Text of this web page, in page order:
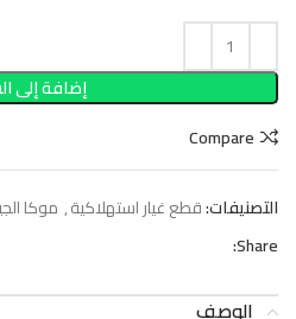
إضافة إلى
Compare
التصنيفات:قطع غيار استهلاكية, موكا
Share:
الوصف